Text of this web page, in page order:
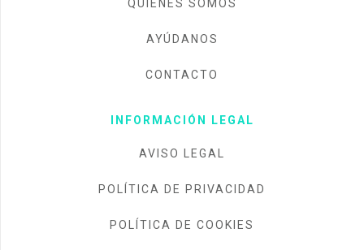
QUIÉNES SOMOS
AYÚDANOS
CONTACTO
INFORMACIÓN LEGAL
AVISO LEGAL
POLÍTICA DE PRIVACIDAD
POLÍTICA DE COOKIES